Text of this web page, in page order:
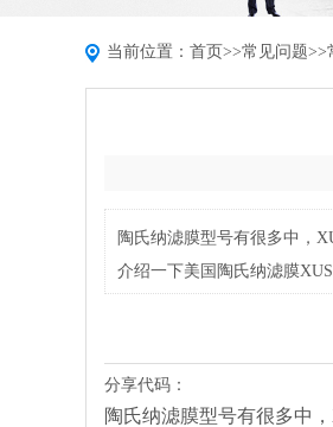
当前位置： 首页>>常见问题>>
陶氏纳滤膜型号有很多中，
介绍一下美国陶氏纳滤膜
分享代码：
陶氏纳滤膜型号有很多中